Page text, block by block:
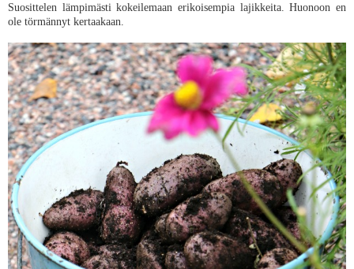
Suosittelen lämpimästi kokeilemaan erikoisempia lajikkeita. Huonoon en
ole törmännyt kertaakaan.